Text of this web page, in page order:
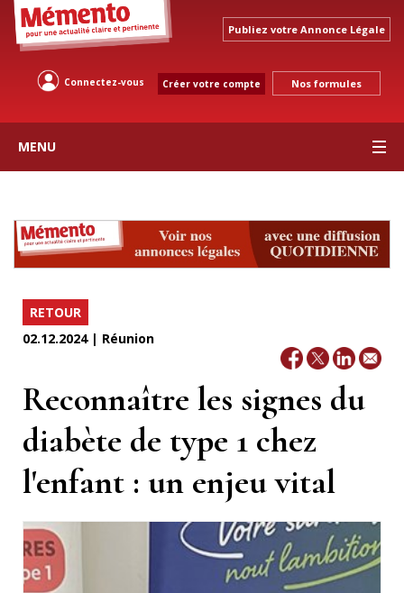
Publiez votre Annonce Légale
Connectez-vous Créer votre compte Nos formules
MENU
RETOUR
02.12.2024 | Réunion
Reconnaître les signes du
diabète de type 1 chez
l'enfant : un enjeu vital